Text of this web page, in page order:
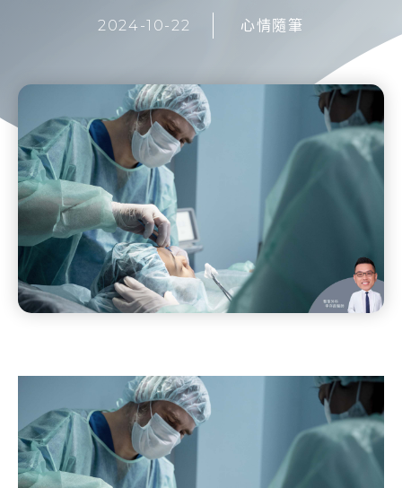
2024-10-22 心情隨筆